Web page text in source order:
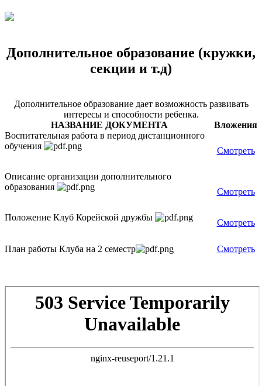
Дополнительное образование (кружки,
секции и т.д)
Дополнительное образование дает возможность развивать
интересы и способности ребенка.
НАЗВАНИЕ ДОКУМЕНТА
Вложения
Воспитательная работа в период дистанционного
обучения
Смотреть
Описание организации дополнительного
образования
Смотреть
Положение Клуб Корейской дружбы
Смотреть
План работы Клуба на 2 семестр Смотреть